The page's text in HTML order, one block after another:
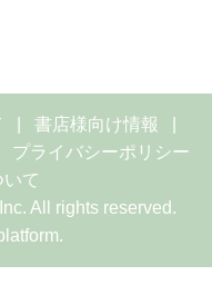
書店様向け情報
プライバシーポリシー
て
All rights reserved.
.